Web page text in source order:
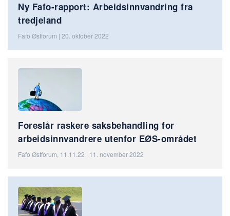
Ny Fafo-rapport: Arbeidsinnvandring fra
tredjeland
Fafo Østforum | 20. oktober 2022
Foreslår raskere saksbehandling for
arbeidsinnvandrere utenfor EØS-området
Fafo Østforum, 11.11.22 | 11. november 2022